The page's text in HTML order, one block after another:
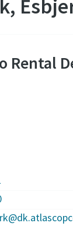
Rental